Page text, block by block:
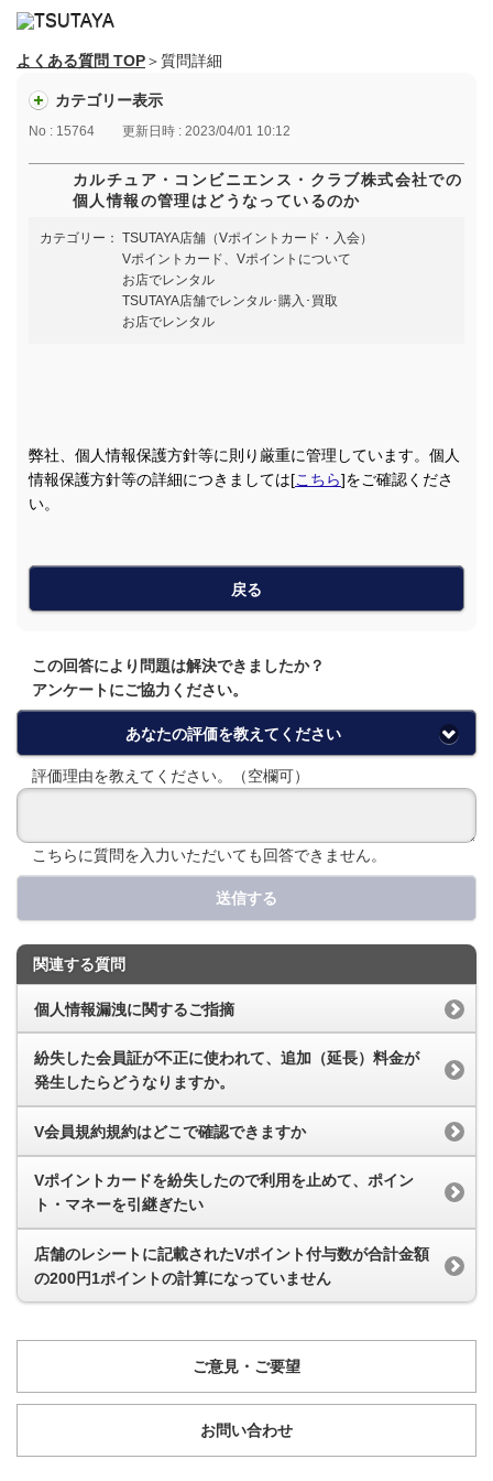
よくある質問 TOP＞質問詳細
カテゴリー表示
No : 15764 更新日時 : 2023/04/01 10:12
カルチュア・コンビニエンス・クラブ株式会社での
個人情報の管理はどうなっているのか
カテゴリー： TSUTAYA店舗（Vポイントカード・入会）
Vポイントカード、Vポイントについて
お店でレンタル
TSUTAYA店舗でレンタル･購入･買取
お店でレンタル
弊社、個人情報保護方針等に則り厳重に管理しています。個人
情報保護方針等の詳細につきましては[こちら]をご確認くださ
い。
戻る
この回答により問題は解決できましたか？
アンケートにご協力ください。
あなたの評価を教えてください
評価理由を教えてください。（空欄可）
こちらに質問を入力いただいても回答できません。
送信する
関連する質問
個人情報漏洩に関するご指摘
紛失した会員証が不正に使われて、追加（延長）料金が
発生したらどうなりますか。
V会員規約規約はどこで確認できますか
Vポイントカードを紛失したので利用を止めて、ポイン
ト・マネーを引継ぎたい
店舗のレシートに記載されたVポイント付与数が合計金額
の200円1ポイントの計算になっていません
ご意見・ご要望
お問い合わせ